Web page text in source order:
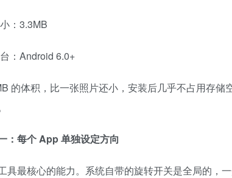
：3.3MB
：Android 6.0+
的体积，比一张照片还小，安装后几乎不占用存
：每个 App 单独设定方向
具最核心的能力。系统自带的旋转开关是全局的，